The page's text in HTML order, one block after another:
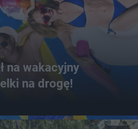
na wakacyjny
na drogę!